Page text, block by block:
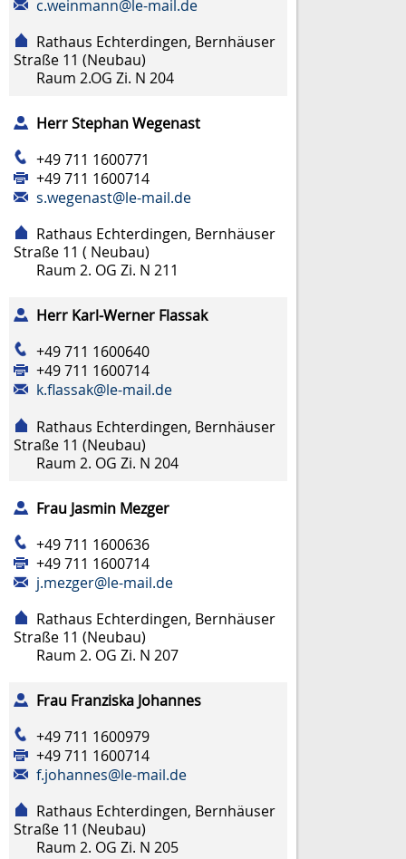
c.weinmann@le-mail.de
Rathaus Echterdingen, Bernhäuser
Straße 11 (Neubau)
Raum 2.OG Zi. N 204
HerrStephanWegenast
+49 711 1600771
+49 711 1600714
s.wegenast@le-mail.de
Rathaus Echterdingen, Bernhäuser
Straße 11 ( Neubau)
Raum 2. OG Zi. N 211
Herr Karl-Werner Flassak
+49 711 1600640
+49 711 1600714
k.flassak@le-mail.de
Rathaus Echterdingen, Bernhäuser
Straße 11 (Neubau)
Raum 2. OG Zi. N 204
Frau Jasmin Mezger
+49 711 1600636
+49 711 1600714
j.mezger@le-mail.de
Rathaus Echterdingen, Bernhäuser
Straße 11 (Neubau)
Raum 2. OG Zi. N 207
Frau Franziska Johannes
+49 711 1600979
+49 711 1600714
f.johannes@le-mail.de
Rathaus Echterdingen, Bernhäuser
Straße 11 (Neubau)
Raum 2. OG Zi. N 205